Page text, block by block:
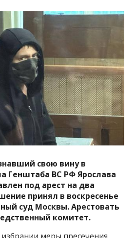
свою вину в
Генштаба ВС РФ Ярослава
под арест на два
принял в воскресенье
суд Москвы. Арестовать
комитет.